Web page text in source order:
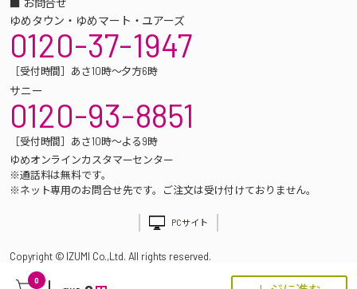
0
ゆめタウン・ゆめマート・ユアーズ
0120-37-1947
［受付時間］あさ10時～夕方6時
サニー
0120-93-8851
［受付時間］あさ10時～よる9時
ゆめオンラインカスタマーセンター
※通話料は無料です。
※ネット専用のお問合せ先です。ご注文は受け付けておりません。
PCサイト
Copyright © IZUMI Co.,Ltd. All rights reserved.